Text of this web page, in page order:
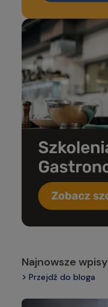
Najnowsze wpisy
Przejdź do bloga